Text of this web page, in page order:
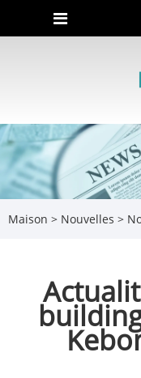
Maison > Nouvelles >